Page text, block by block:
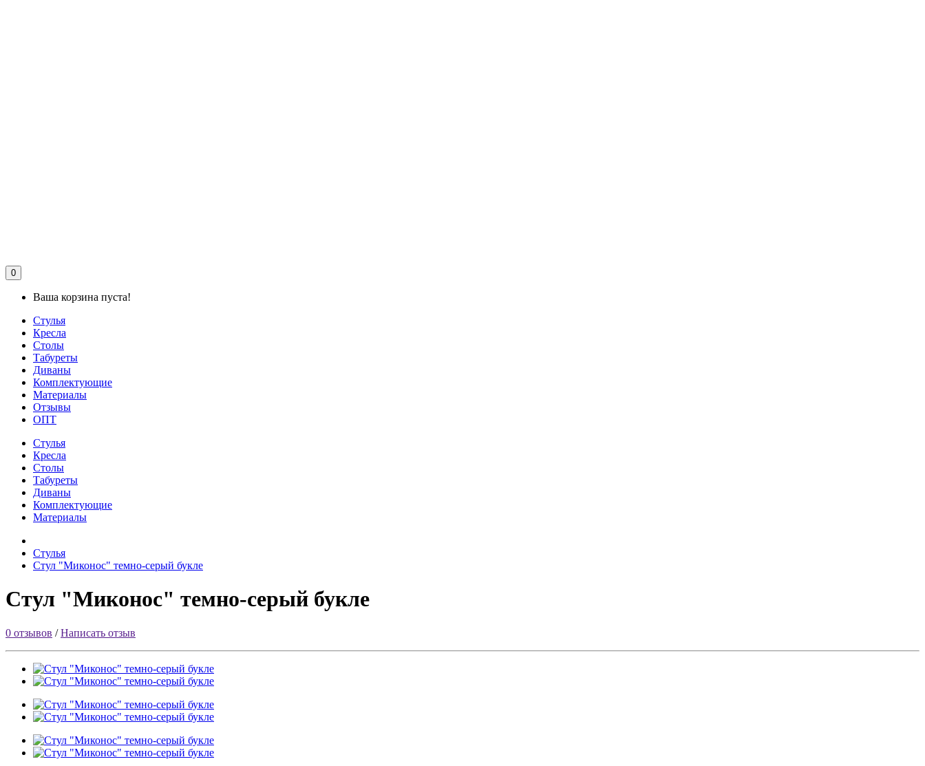
0
Ваша корзина пуста!
Стулья
Кресла
Столы
Табуреты
Диваны
Комплектующие
Материалы
Отзывы
ОПТ
Стулья
Кресла
Столы
Табуреты
Диваны
Комплектующие
Материалы
Стулья
Стул "Миконос" темно-серый букле
Стул "Миконос" темно-серый букле
0 отзывов /Написать отзыв